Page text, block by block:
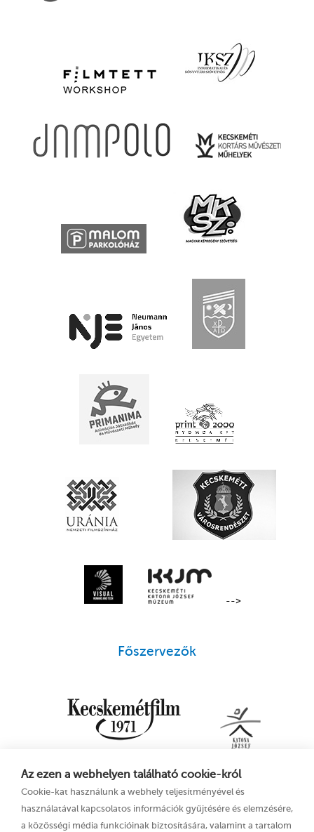
Az ezen a webhelyen található cookie-król
Cookie-kat használunk a webhely teljesítményével és
használatával kapcsolatos információk gyűjtésére és elemzésére,
a közösségi média funkcióinak biztosítására, valamint a tartalom
-->
Főszervezők